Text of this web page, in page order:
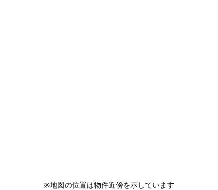
※地図の位置は物件近傍を示しています